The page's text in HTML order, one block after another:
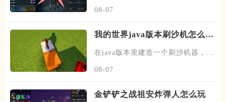
08-07
我的世界java版本刷沙机怎么建
在java版本里建造一个刷沙机器，首
08-07
金铲铲之战祖安炸弹人怎么玩